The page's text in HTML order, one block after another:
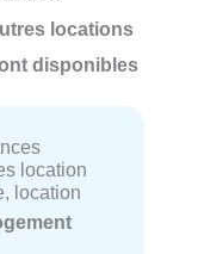
locations
disponibles
location
location